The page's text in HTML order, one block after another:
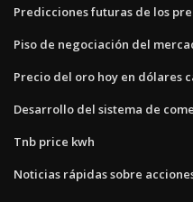
Predicciones futuras de los
Piso de negociación del
Precio del oro hoy en dólares
Desarrollo del sistema de
Tnb price kwh
Noticias rápidas sobre